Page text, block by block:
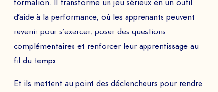
formation. Il transforme un jeu sérieux en un outil
d’aide à la performance, où les apprenants peuvent
revenir pour s’exercer, poser des questions
complémentaires et renforcer leur apprentissage au
fil du temps.
Et ils mettent au point des déclencheurs pour rendre